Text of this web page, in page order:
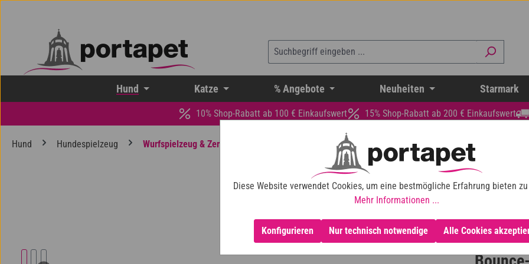
Hund Katze % Angebote Neuheiten Starmark
10% Shop-Rabatt ab 100 € Einkaufswert 15% Shop-Rabatt ab 200 € Einkaufswert
Hund Hundespielzeug Wurfspielzeug & Zerrspielzeug
Diese Website verwendet Cookies, um eine bestmögliche Erfahrung bieten
Mehr Informationen ...
Konfigurieren Alle Cookies
Nur technisch notwendige